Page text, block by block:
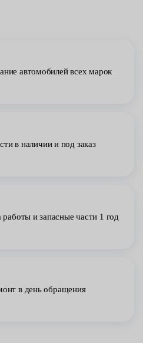
автомобилей всех марок
в наличии и под заказ
работы и запасные части 1 год
в день обращения